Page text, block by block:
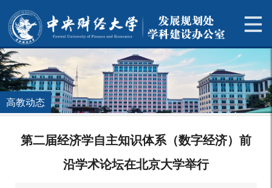
高教动态
第二届经济学自主知识体系（数字经济）前
沿学术论坛在北京大学举行